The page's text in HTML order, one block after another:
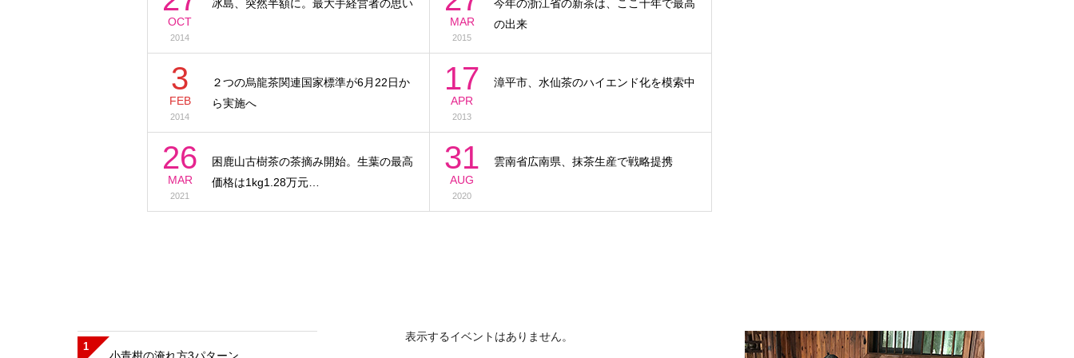
OCT
2014
冰島、突然半額に。最大手経営者の思い
MAR
2015
今年の浙江省の新茶は、ここ十年で最高
の出来
3
FEB
2014
２つの烏龍茶関連国家標準が6月22日か
ら実施へ
17
APR
2013
漳平市、水仙茶のハイエンド化を模索中
26
MAR
2021
困鹿山古樹茶の茶摘み開始。生葉の最高
価格は1kg1.28万元…
31
AUG
2020
雲南省広南県、抹茶生産で戦略提携
1
小青柑の淹れ方3パターン
表示するイベントはありません。